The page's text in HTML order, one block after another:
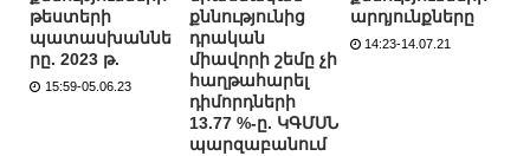
թեստերի
պատասխաննե
րը. 2023 թ.
15:59-05.06.23
քննությունից
դրական
միավորի շեմը չի
հաղթահարել
դիմորդների
13.77 %-ը. ԿԳՄՍՆ
պարզաբանում
արդյունքները
14:23-14.07.21